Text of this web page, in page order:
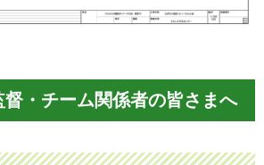
・チーム関係者の皆さまへ